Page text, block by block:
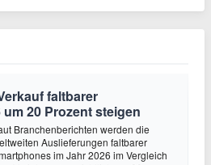
faltbarer
20 Prozent steigen
Branchenberichten werden die
Auslieferungen faltbarer
im Jahr 2026 im Vergleich